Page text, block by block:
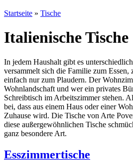
Startseite » Tische
Italienische Tische
In jedem Haushalt gibt es
versammelt sich die Familie zum Essen,
einfach nur zum Plaudern. Der
Wohnlandschaft und wer ein privates
Schreibtisch im Arbeitszimmer stehen.
bei, dass aus einem Haus oder einer
Zuhause wird. Die Tische von Arte
diese außergewöhnlichen Tische
ganz besondere Art.
Esszimmertische